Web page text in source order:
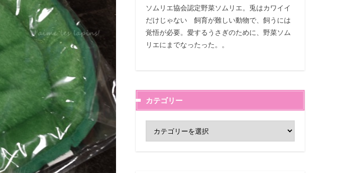
ソムリエ協会認定野菜ソムリエ。兎はカワイイ
だけじゃない 飼育が難しい動物で、飼うには
覚悟が必要。愛するうさぎのために、野菜ソム
リエにまでなったった。。
カテゴリー